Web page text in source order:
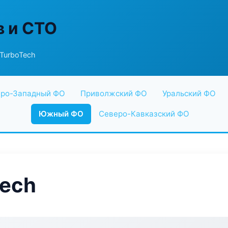
и СТО
Западный ФО Приволжский ФО Уральский ФО
Южный ФО Северо-Кавказский ФО